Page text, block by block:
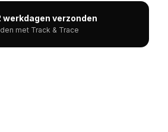
werkdagen verzonden
met Track & Trace